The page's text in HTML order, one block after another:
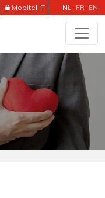
NL FR EN
Mobitel IT